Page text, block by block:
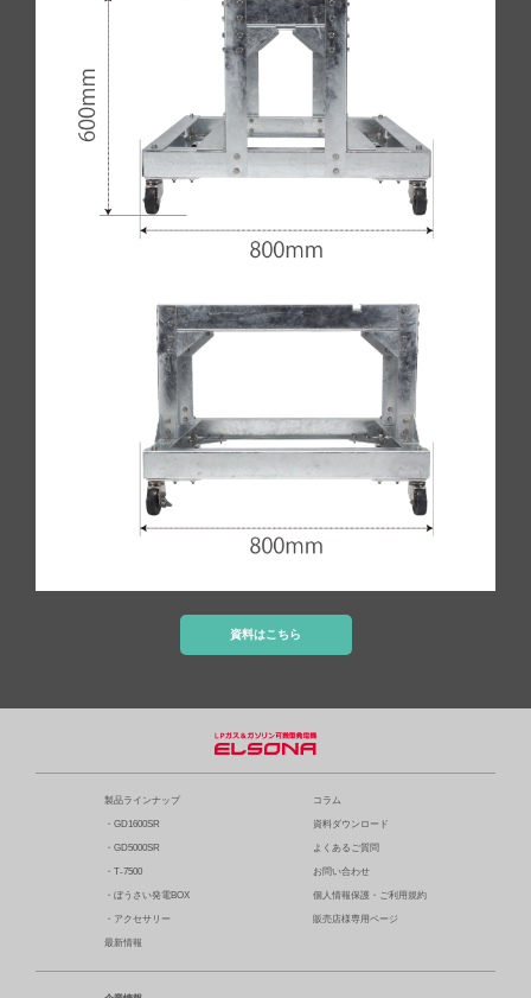
資料はこちら
製品ラインナップ
・GD1600SR
・GD5000SR
・T-7500
・ぼうさい発電BOX
・アクセサリー
最新情報
コラム
資料ダウンロード
よくあるご質問
お問い合わせ
個人情報保護・ご利用規約
販売店様専用ページ